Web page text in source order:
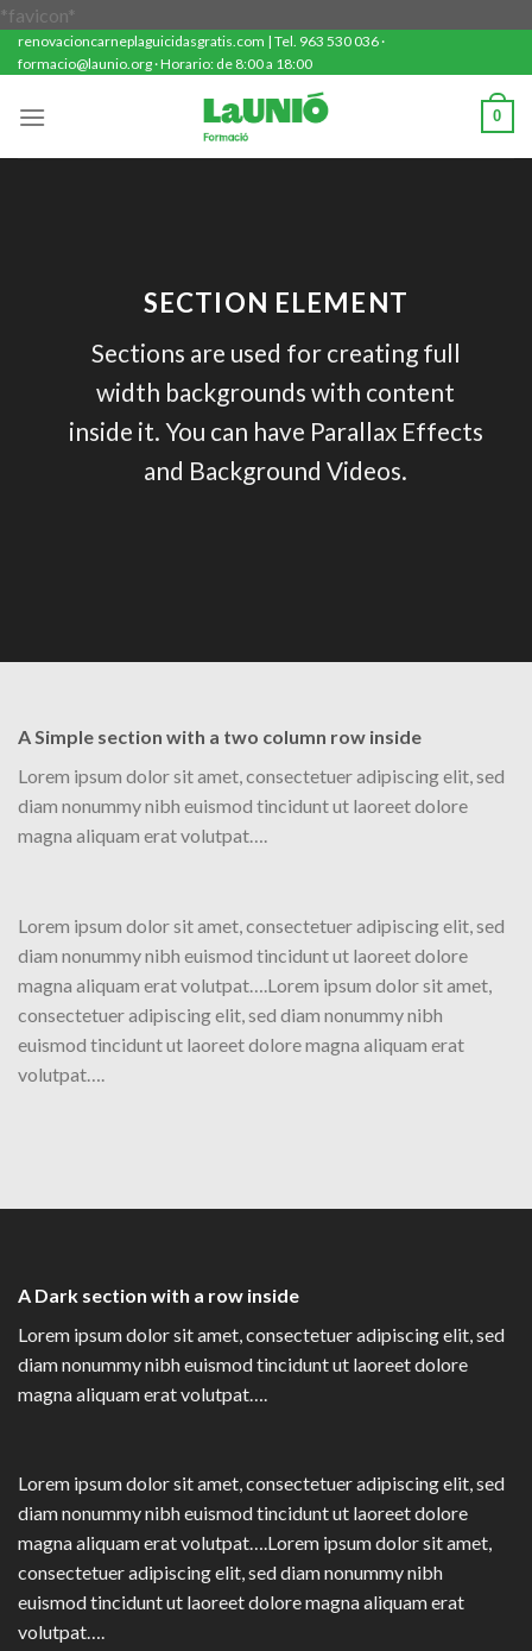
*favicon*
al
contenido
renovacioncarneplaguicidasgratis.com | Tel. 963 530 036 ·
formacio@launio.org · Horario: de 8:00 a 18:00
0
SECTION ELEMENT
Sections are used for creating full
width backgrounds with content
inside it. You can have Parallax Effects
and Background Videos.
A Simple section with a two column row inside
Lorem ipsum dolor sit amet, consectetuer adipiscing elit, sed
diam nonummy nibh euismod tincidunt ut laoreet dolore
magna aliquam erat volutpat….
Lorem ipsum dolor sit amet, consectetuer adipiscing elit, sed
diam nonummy nibh euismod tincidunt ut laoreet dolore
magna aliquam erat volutpat….Lorem ipsum dolor sit amet,
consectetuer adipiscing elit, sed diam nonummy nibh
euismod tincidunt ut laoreet dolore magna aliquam erat
volutpat….
A Dark section with a row inside
Lorem ipsum dolor sit amet, consectetuer adipiscing elit, sed
diam nonummy nibh euismod tincidunt ut laoreet dolore
magna aliquam erat volutpat….
Lorem ipsum dolor sit amet, consectetuer adipiscing elit, sed
diam nonummy nibh euismod tincidunt ut laoreet dolore
magna aliquam erat volutpat….Lorem ipsum dolor sit amet,
consectetuer adipiscing elit, sed diam nonummy nibh
euismod tincidunt ut laoreet dolore magna aliquam erat
volutpat….